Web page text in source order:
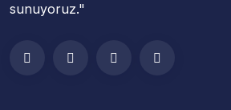
sunuyoruz."